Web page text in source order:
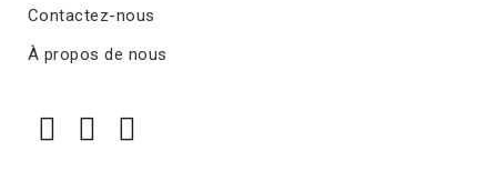
Contactez-nous
À propos de nous